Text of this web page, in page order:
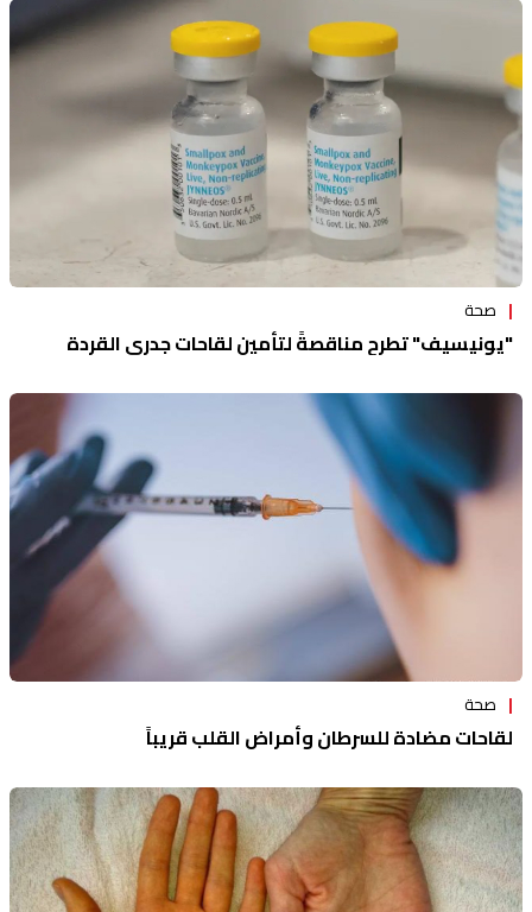
صحة
"يونيسيف" تطرح مناقصةً لتأمين لقاحات جدري القردة
صحة
لقاحات مضادة للسرطان وأمراض القلب قريباً